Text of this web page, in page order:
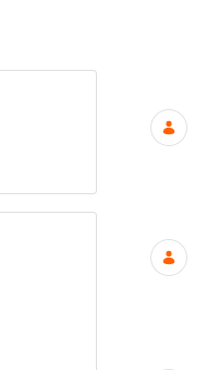
Ricerca